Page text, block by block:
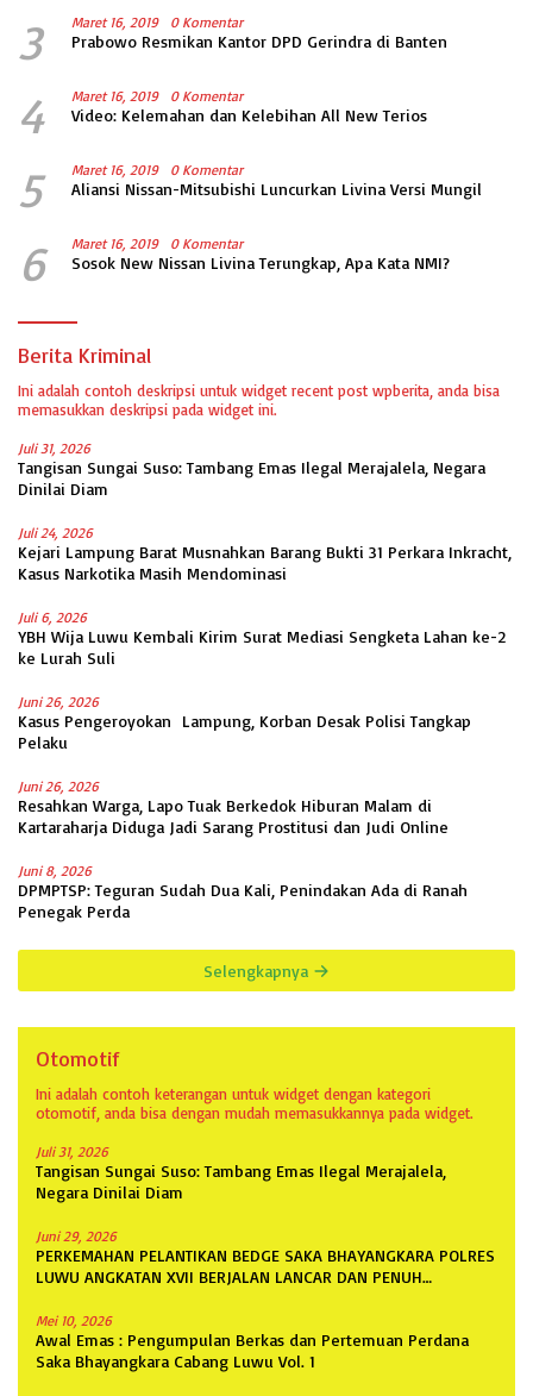
3 Maret 16, 2019 0 Komentar
Prabowo Resmikan Kantor DPD Gerindra di Banten
4 Maret 16, 2019 0 Komentar
Video: Kelemahan dan Kelebihan All New Terios
5 Maret 16, 2019 0 Komentar
Aliansi Nissan-Mitsubishi Luncurkan Livina Versi Mungil
6 Maret 16, 2019 0 Komentar
Sosok New Nissan Livina Terungkap, Apa Kata NMI?
Berita Kriminal
Ini adalah contoh deskripsi untuk widget recent post wpberita, anda bisa
memasukkan deskripsi pada widget ini.
Juli 31, 2026
Tangisan Sungai Suso: Tambang Emas Ilegal Merajalela, Negara
Dinilai Diam
Juli 24, 2026
Kejari Lampung Barat Musnahkan Barang Bukti 31 Perkara Inkracht,
Kasus Narkotika Masih Mendominasi
Juli 6, 2026
YBH Wija Luwu Kembali Kirim Surat Mediasi Sengketa Lahan ke-2
ke Lurah Suli
Juni 26, 2026
Kasus Pengeroyokan Lampung, Korban Desak Polisi Tangkap
Pelaku
Juni 26, 2026
Resahkan Warga, Lapo Tuak Berkedok Hiburan Malam di
Kartaraharja Diduga Jadi Sarang Prostitusi dan Judi Online
Juni 8, 2026
DPMPTSP: Teguran Sudah Dua Kali, Penindakan Ada di Ranah
Penegak Perda
Selengkapnya
Otomotif
Ini adalah contoh keterangan untuk widget dengan kategori
otomotif, anda bisa dengan mudah memasukkannya pada widget.
Juli 31, 2026
Tangisan Sungai Suso: Tambang Emas Ilegal Merajalela,
Negara Dinilai Diam
Juni 29, 2026
PERKEMAHAN PELANTIKAN BEDGE SAKA BHAYANGKARA POLRES
LUWU ANGKATAN XVII BERJALAN LANCAR DAN PENUH
Mei 10, 2026
Awal Emas : Pengumpulan Berkas dan Pertemuan Perdana
Saka Bhayangkara Cabang Luwu Vol. 1